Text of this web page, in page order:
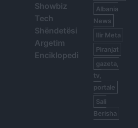
Showbiz
Tech
Shëndetësi
Argetim
Enciklopedi
Albania
News
Ilir Meta
Piranjat
gazeta,
tv,
portale
Sali
Berisha